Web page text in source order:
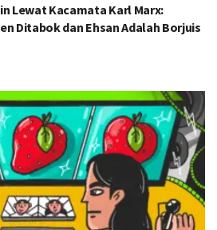
Lewat Kacamata Karl Marx:
Ditabok dan Ehsan Adalah Borjuis